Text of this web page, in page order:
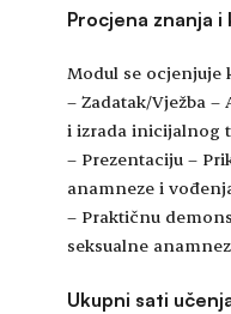
Procjena znanja
Modul se ocjenjuje
– Zadatak/Vježba –
i izrada inicijalnog
– Prezentaciju –
anamneze i
– Praktičnu
seksualne
Ukupni sati